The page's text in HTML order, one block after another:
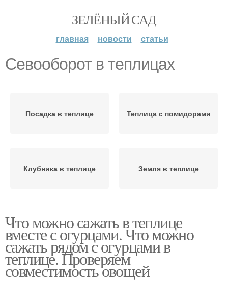
ЗЕЛЁНЫЙ САД
главная новости статьи
Севооборот в теплицах
Посадка в теплице Теплица с помидорами
Клубника в теплице Земля в теплице
Что можно сажать в теплице
вместе с огурцами. Что можно
сажать рядом с огурцами в
теплице. Проверяем
совместимость овощей